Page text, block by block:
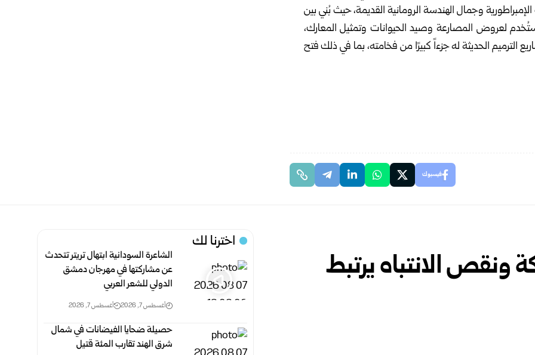
وجمال الهندسة الرومانية القديمة، حيث بُني بين
بين 50-80 ألف متفرج، واستُخدم لعروض المصارعة وصيد الحيوانات وتمثيل المعارك،
الترميم الحديثة له جزءاً كبيرًا من فخامته، بما في ذلك فتح
فيسبوك
ونقص الانتباه يرتبط
اخترنا لك
الشاعرة السودانية ابتهال تريتر تتحدث
عن مشاركتها في مهرجان دمشق
الدولي للشعر العربي
أغسطس 7, 2026 أغسطس 7, 2026
حصيلة ضحايا الفيضانات في شمال
شرق الهند تقارب المئة قتيل